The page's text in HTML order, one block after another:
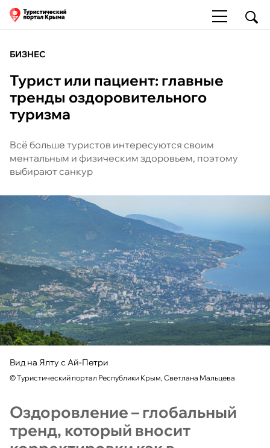
БИЗНЕС
Турист или пациент: главные
тренды оздоровительного
туризма
Всё больше туристов интересуются своим
ментальным и физическим здоровьем, поэтому
выбирают санкур
Вид на Ялту с Ай-Петри
©Туристический портал Республики Крым, Светлана Мальцева
Оздоровление – глобальный
тренд, который вносит